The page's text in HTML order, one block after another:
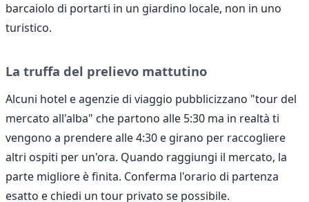
barcaiolo di portarti in un giardino locale, non in uno
turistico.
La truffa del prelievo mattutino
Alcuni hotel e agenzie di viaggio pubblicizzano "tour del
mercato all'alba" che partono alle 5:30 ma in realtà ti
vengono a prendere alle 4:30 e girano per raccogliere
altri ospiti per un'ora. Quando raggiungi il mercato, la
parte migliore è finita. Conferma l'orario di partenza
esatto e chiedi un tour privato se possibile.